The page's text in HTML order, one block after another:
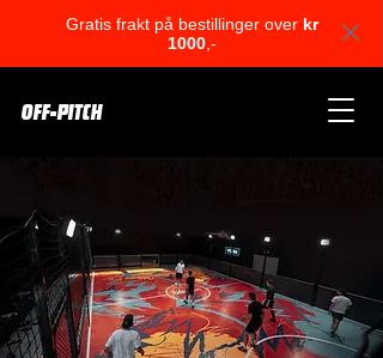
Gratis frakt på bestillinger over kr
1000,-
OFF-PITCH